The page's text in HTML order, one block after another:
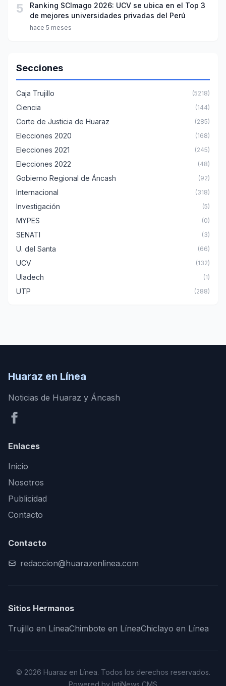
5
Ranking SCImago 2026: UCV se ubica en el Top 3
de mejores universidades privadas del Perú
hace 5 meses
Secciones
Caja Trujillo (5218)
Ciencia (144)
Corte de Justicia de Huaraz (285)
Elecciones 2020 (168)
Elecciones 2021 (245)
Elecciones 2022 (48)
Gobierno Regional de Áncash (92)
Internacional (318)
Investigación (5)
MYPES (0)
SENATI (3)
U. del Santa (66)
UCV (132)
Uladech (1)
UTP (288)
Huaraz en Línea
Noticias de Huaraz y Áncash
Enlaces
Inicio
Nosotros
Publicidad
Contacto
Contacto
redaccion@huarazenlinea.com
Sitios Hermanos
Trujillo en LíneaChimbote en LíneaChiclayo en Línea
© 2026 Huaraz en Línea. Todos los derechos reservados.
Powered by IntiNews CMS